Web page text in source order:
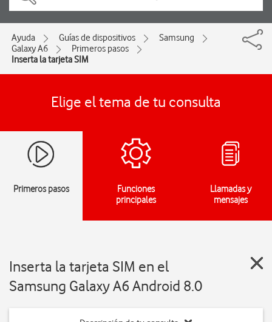
Ayuda Guías de dispositivos
Samsung
Galaxy A6
Primeros pasos
Inserta la tarjeta SIM
Elige el tema de tu consulta
Primeros pasos
Funciones
principales
Llamadas y
mensajes
Inserta la tarjeta SIM en el
Samsung Galaxy A6 Android 8.0